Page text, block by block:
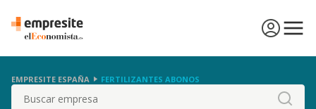
EMPRESITE ESPAÑA FERTILIZANTES ABONOS
Buscar